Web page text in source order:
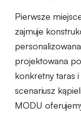
Pierwsze
zajmuje
projektowana
konkretny taras i
scenariusz
MODU